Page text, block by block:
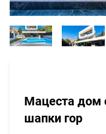
Мацеста дом
шапки гор